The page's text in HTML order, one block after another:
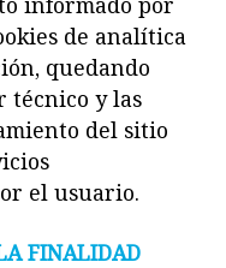
de analítica
quedando
técnico y las
del sitio
el usuario.
FINALIDAD